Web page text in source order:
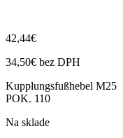
42,44€
34,50€ bez DPH
Kupplungsfußhebel M25
POK. 110
Na sklade